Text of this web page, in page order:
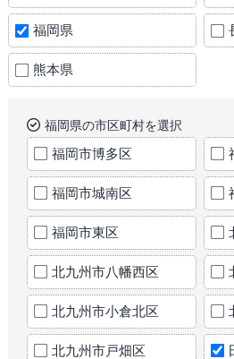
福岡県
熊本県
福岡県の市区町村を選択
福岡市博多区
福岡市城南区
福岡市東区
北九州市八幡西区
北九州市小倉北区
北九州市戸畑区